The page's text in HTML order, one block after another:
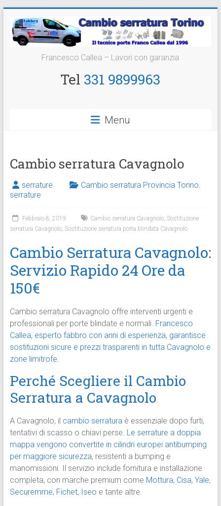
contenuto
Cambio
Serratura
Francesco Callea – Lavori con garanzia
Tel 331 9899963
Menu
Cambio serratura Cavagnolo
serrature Cambio serratura Provincia Torino,
serrature
Febbraio 8, 2019 Cambio serratura Cavagnolo, Sostituzione
serratura Cavagnolo, Sostituzione serratura porta blindata Cavagnolo
Cambio Serratura Cavagnolo:
Servizio Rapido 24 Ore da
150€
Cambio serratura Cavagnolo offre interventi urgenti e
professionali per porte blindate e normali. Francesco
Callea, esperto fabbro con anni di esperienza, garantisce
sostituzioni sicure e prezzi trasparenti in tutta Cavagnolo e
zone limitrofe.
Perché Scegliere il Cambio
Serratura a Cavagnolo
A Cavagnolo, il cambio serraturaè essenziale dopo furti,
tentativi di scasso o chiavi perse. Le serrature a doppia
mappa vengono convertite in cilindri europei antibumping
per maggiore sicurezza, resistenti a bumping e
manomissioni. Il servizio include fornitura e installazione
completa, con marche premium come Mottura, Cisa, Yale,
Securemme, Fichet, Iseo e tante altre.